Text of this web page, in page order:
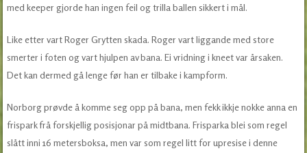
med keeper gjorde han ingen feil og trilla ballen sikkert i mål.
Like etter vart Roger Grytten skada. Roger vart liggande med store
smerter i foten og vart hjulpen av bana. Ei vridning i kneet var årsaken.
Det kan dermed gå lenge før han er tilbake i kampform.
Norborg prøvde å komme seg opp på bana, men fekk ikkje nokke anna en
frispark frå forskjellig posisjonar på midtbana. Frisparka blei som regel
slått inni 16 metersboksa, men var som regel litt for upresise i denne